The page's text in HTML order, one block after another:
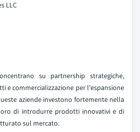
LLC
su partnership strategiche,
e commercializzazione per l'espansione
aziende investono fortemente nella
di introdurre prodotti innovativi e di
sul mercato.